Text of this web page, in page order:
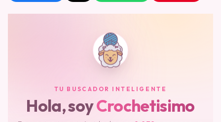
TU BUSCADOR INTELIGENTE
Hola, soyCrochetisimo